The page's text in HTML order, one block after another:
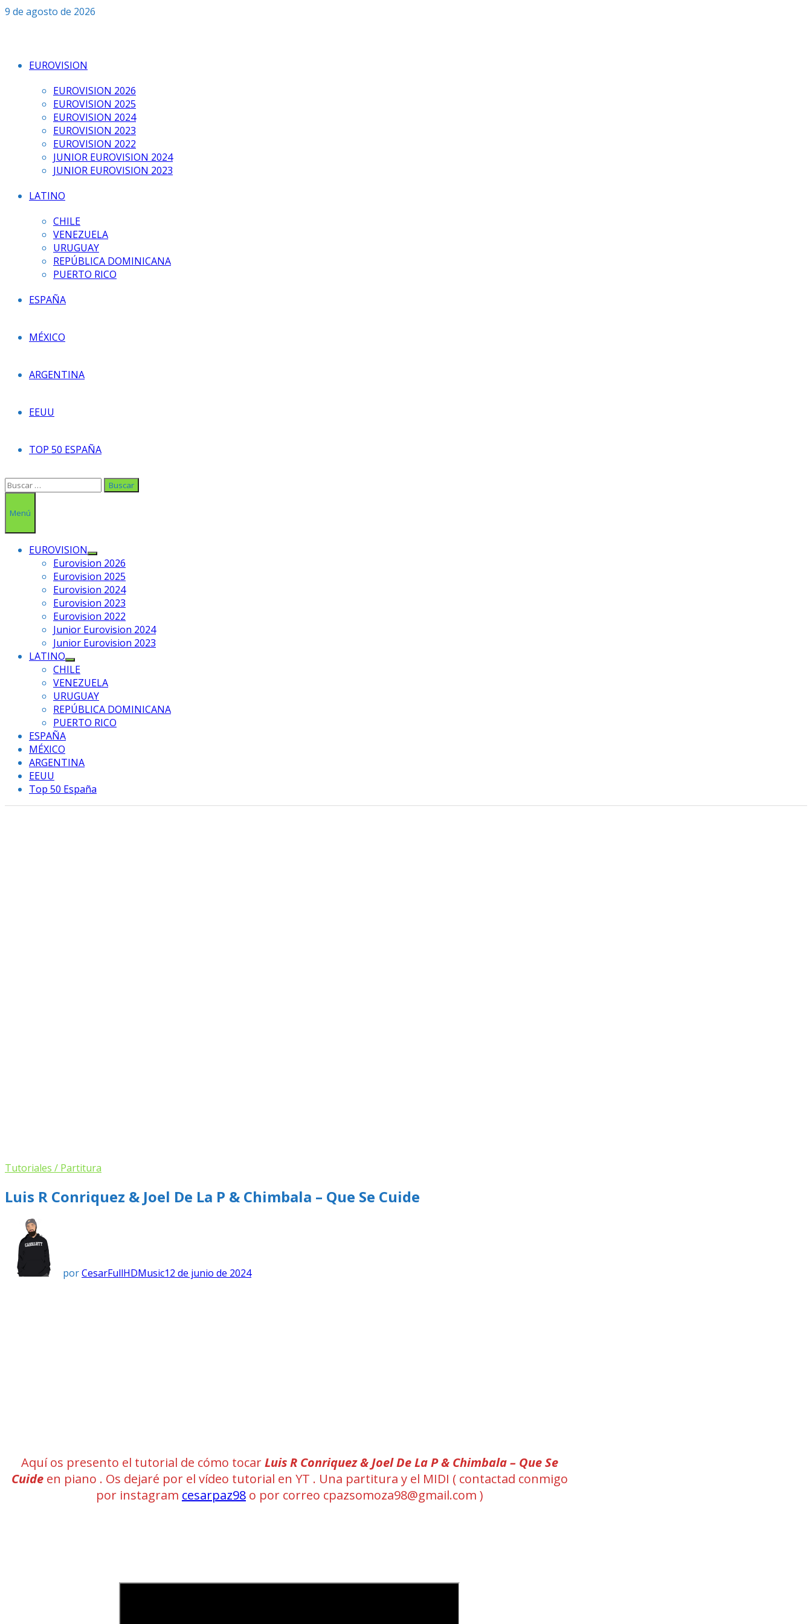
Saltar
9 de agosto de 2026
EUROVISION
EUROVISION 2026
EUROVISION 2025
EUROVISION 2024
EUROVISION 2023
EUROVISION 2022
JUNIOR EUROVISION 2024
JUNIOR EUROVISION 2023
LATINO
CHILE
VENEZUELA
URUGUAY
REPÚBLICA DOMINICANA
PUERTO RICO
ESPAÑA
MÉXICO
ARGENTINA
EEUU
TOP 50 ESPAÑA
Buscar:
Menú
EUROVISION
Mostrar
el
submenú
Eurovision 2026
Eurovision 2025
Eurovision 2024
Eurovision 2023
Eurovision 2022
Junior Eurovision 2024
Junior Eurovision 2023
LATINO
Mostrar
el
submenú
CHILE
VENEZUELA
URUGUAY
REPÚBLICA DOMINICANA
PUERTO RICO
ESPAÑA
MÉXICO
ARGENTINA
EEUU
Top 50 España
Tutoriales / Partitura
Luis R Conriquez & Joel De La P & Chimbala – Que Se Cuide
porCesarFullHDMusic12 de junio de 2024
Aquí os presento el tutorial de cómo tocarLuis R Conriquez & Joel De La P & Chimbala – Que Se
Cuide en piano . Os dejaré por el vídeo tutorial en YT . Una partitura y el MIDI ( contactad conmigo
por instagram cesarpaz98o por correo cpazsomoza98@gmail.com )